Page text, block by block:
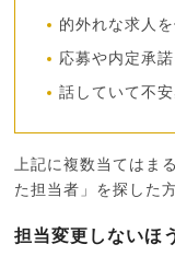
的外れな求人
応募や内定承
話していて不
上記に複数当てはま
た担当者」を探した
担当変更しないほ